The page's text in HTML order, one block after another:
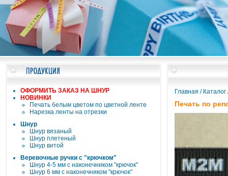
ОФОРМИТЬ ЗАКАЗ НА ШНУР
НОВИНКИ
Печать белым цветом по цветной ленте
Нарезка ленты на отрезки
Шнур
Шнур вязаный
Шнур плетеный
Шнур витой
Веревочные ручки c "крючком"
Шнур 4-5 мм с наконечником "крючок"
Шнур 6 мм с наконечником "крючок"
Главная / Каталог
Печать по